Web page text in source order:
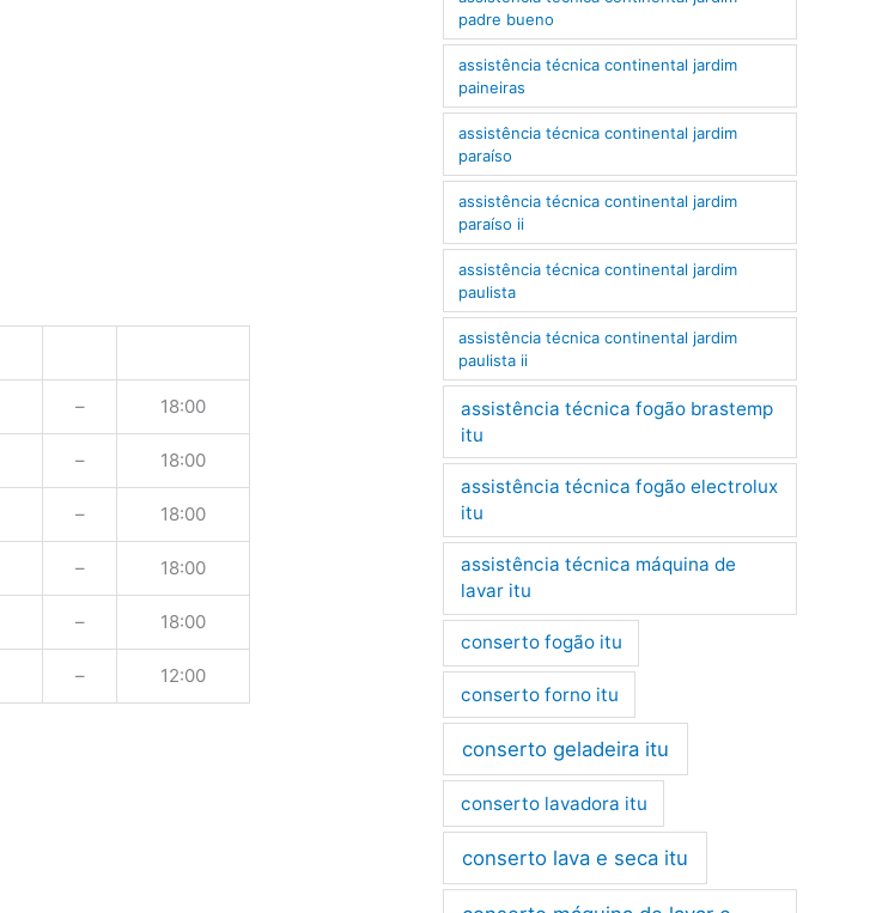
– 18:00
– 18:00
– 18:00
– 18:00
– 18:00
– 12:00
padre bueno
assistência técnica continental jardim
paineiras
assistência técnica continental jardim
paraíso
assistência técnica continental jardim
paraíso ii
assistência técnica continental jardim
paulista
assistência técnica continental jardim
paulista ii
assistência técnica fogão brastemp
itu
assistência técnica fogão electrolux
itu
assistência técnica máquina de
lavar itu
conserto fogão itu
conserto forno itu
conserto geladeira itu
conserto lavadora itu
conserto lava e seca itu